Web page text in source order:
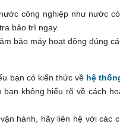
công nghiệp như nước
bảo trì ngay.
bảo máy hoạt động đúng
bạn có kiến thức về hệ
không hiểu rõ về cách
hành, hãy liên hệ với các